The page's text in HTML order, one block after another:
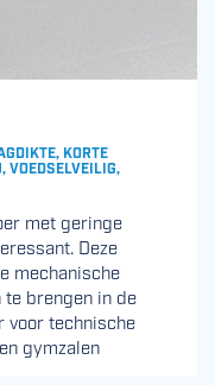
KORTE
VOEDSELVEILIG,
met geringe
Deze
mechanische
brengen in de
voor technische
gymzalen